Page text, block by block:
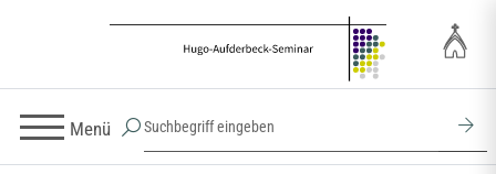
Menü